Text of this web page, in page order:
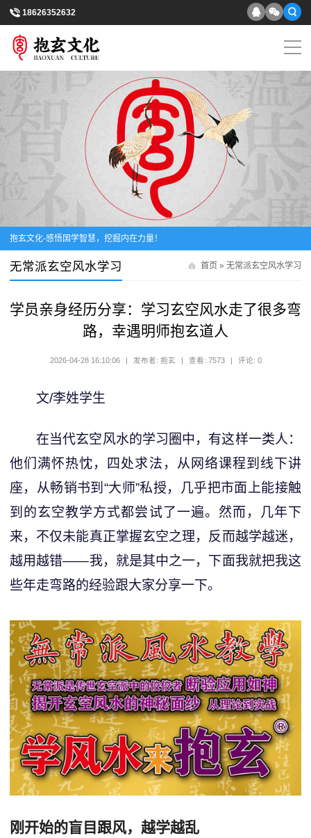
18626352632
抱玄文化-感悟国学智慧，挖掘内在力量！
首页 » 无常派玄空风水学习
无常派玄空风水学习
学员亲身经历分享：学习玄空风水走了很多弯
路，幸遇明师抱玄道人
2026-04-28 16:10:06 | 发布者: 抱玄 | 查看: 7573 | 评论: 0
文/李姓学生
在当代玄空风水的学习圈中，有这样一类人：
他们满怀热忱，四处求法，从网络课程到线下讲
座，从畅销书到“大师”私授，几乎把市面上能接触
到的玄空教学方式都尝试了一遍。然而，几年下
来，不仅未能真正掌握玄空之理，反而越学越迷，
越用越错——我，就是其中之一，下面我就把我这
些年走弯路的经验跟大家分享一下。
刚开始的盲目跟风，越学越乱